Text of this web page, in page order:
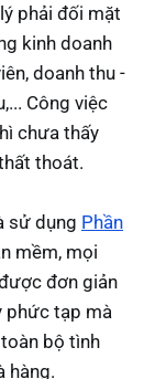
phải đối mặt
kinh doanh
doanh thu -
Công việc
chưa thấy
thoát.
sử dụng Phần
mềm, mọi
đơn giản
phức tạp mà
bộ tình
hàng.